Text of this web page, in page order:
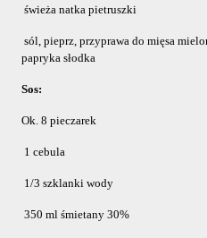
świeża natka pietruszki
sól, pieprz, przyprawa do mięsa
papryka słodka
Sos:
Ok. 8 pieczarek
1 cebula
1/3 szklanki wody
350 ml śmietany 30%